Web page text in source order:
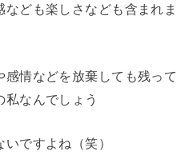
ども楽しさなども含まれま
情などを放棄しても残って
なんでしょう
ですよね（笑）